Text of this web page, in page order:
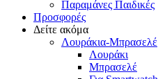
Παραμάνες Παιδικές
Προσφορές
Δείτε ακόμα
Λουράκια-Μπρασελέ
Λουράκι
Μπρασελέ